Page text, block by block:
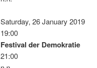
Saturday, 26 January 2019
19:00
Festival der Demokratie
21:00